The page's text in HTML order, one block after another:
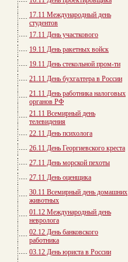
17.11 Международный день
студентов
17.11 День участкового
19.11 День ракетных войск
19.11 День стекольной пром-ти
21.11 День бухгалтера в России
21.11 День работника налоговых
органов РФ
21.11 Всемирный день
телевидения
22.11 День психолога
26.11 День Георгиевского креста
27.11 День морской пехоты
27.11 День оценщика
30.11 Всемирный день домашних
животных
01.12 Международный день
невролога
02.12 День банковского
работника
03.12 День юриста в России